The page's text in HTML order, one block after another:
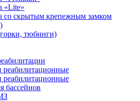
«Lite»
со скрытым крепежным замком
тюбинги)
реабилитационные
реабилитационные
бассейнов